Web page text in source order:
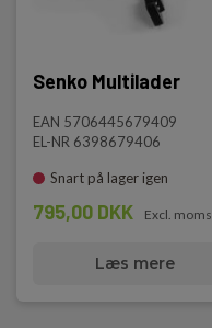
Senko Multilader
EAN 5706445679409
EL-NR 6398679406
Snart på lager igen
795,00 DKK Excl. moms
Læs mere